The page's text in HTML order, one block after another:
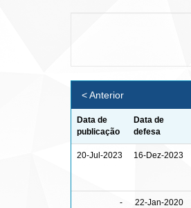
< Anterior
Data de
publicação
Data de
defesa
20-Jul-2023 16-Dez-2023
- 22-Jan-2020